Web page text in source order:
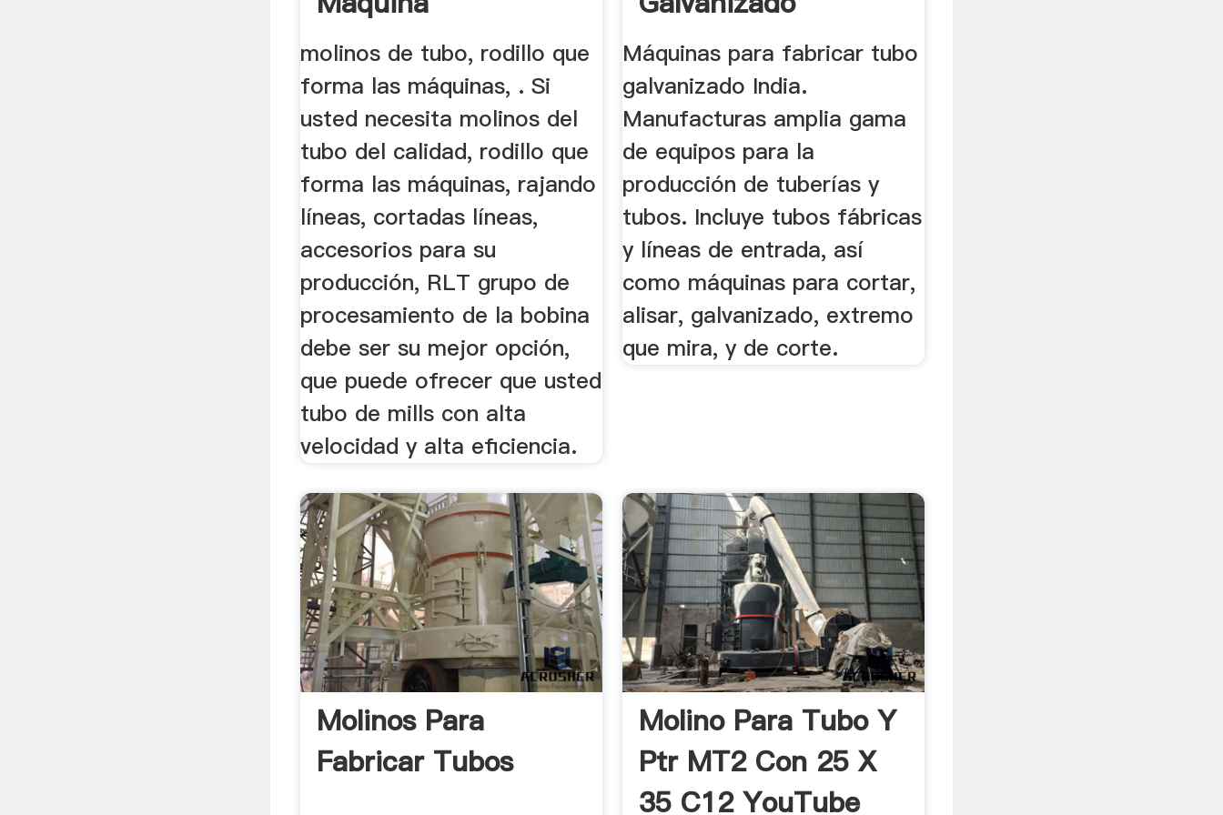
molinos de tubo, rodillo que
forma las máquinas, . Si
usted necesita molinos del
tubo del calidad, rodillo que
forma las máquinas, rajando
líneas, cortadas líneas,
accesorios para su
producción, RLT grupo de
procesamiento de la bobina
debe ser su mejor opción,
que puede ofrecer que usted
tubo de mills con alta
velocidad y alta eficiencia.
Máquinas para fabricar tubo
galvanizado India.
Manufacturas amplia gama
de equipos para la
producción de tuberías y
tubos. Incluye tubos fábricas
y líneas de entrada, así
como máquinas para cortar,
alisar, galvanizado, extremo
que mira, y de corte.
Molinos Para
Fabricar Tubos
Molino Para Tubo Y
Ptr MT2 Con 25 X
35 C12 YouTube